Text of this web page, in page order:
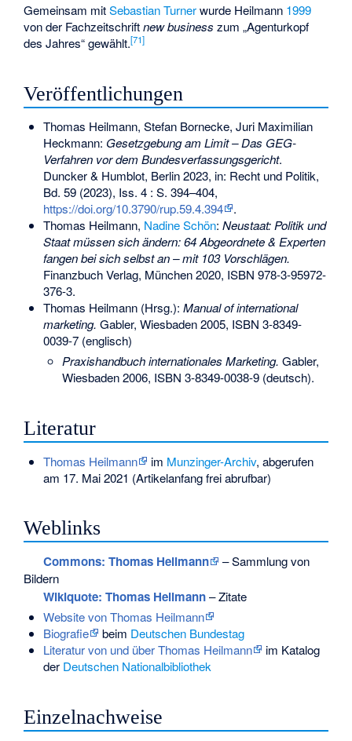
Gemeinsam mitSebastian Turnerwurde Heilmann 1999
von der Fachzeitschriftnew business zum „Agenturkopf
des Jahres“ gewählt.[71]
Veröffentlichungen
Thomas Heilmann, Stefan Bornecke, Juri Maximilian
Heckmann: Gesetzgebung am Limit – Das GEG-
Verfahren vor dem Bundesverfassungsgericht.
Duncker & Humblot, Berlin 2023, in: Recht und Politik,
Bd. 59 (2023), Iss. 4 : S. 394–404,
https://doi.org/10.3790/rup.59.4.394
.
Thomas Heilmann, Nadine Schön: Neustaat: Politik und
Staat müssen sich ändern: 64 Abgeordnete & Experten
fangen bei sich selbst an – mit 103 Vorschlägen.
Finanzbuch Verlag, München 2020, ISBN 978-3-95972-
376-3.
Thomas Heilmann (Hrsg.): Manual of international
marketing. Gabler, Wiesbaden 2005, ISBN 3-8349-
0039-7(englisch)
Praxishandbuch internationales Marketing. Gabler,
Wiesbaden 2006, ISBN 3-8349-0038-9 (deutsch).
Literatur
Thomas Heilmann im Munzinger-Archiv, abgerufen
am 17. Mai 2021 (Artikelanfang frei abrufbar)
Weblinks
Commons: Thomas Heilmann
– Sammlung von
Bildern
Wikiquote: Thomas Heilmann– Zitate
Website von Thomas Heilmann
Biografie
beim Deutschen Bundestag
Literatur von und über Thomas Heilmann
im Katalog
der Deutschen Nationalbibliothek
Einzelnachweise